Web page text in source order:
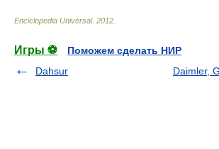
Enciclopedia Universal. 2012
Игры ⚽
Поможем сделать НИР
Dahsur
Daimler,